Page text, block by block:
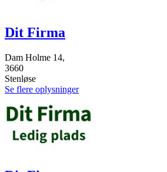
Dit Firma
Dam Holme 14,
3660
Stenløse
Se flere oplysninger